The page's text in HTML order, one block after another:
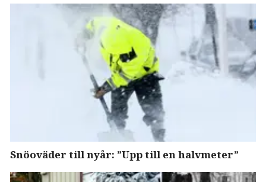
Snöoväder till nyår: ”Upp till en halvmeter”